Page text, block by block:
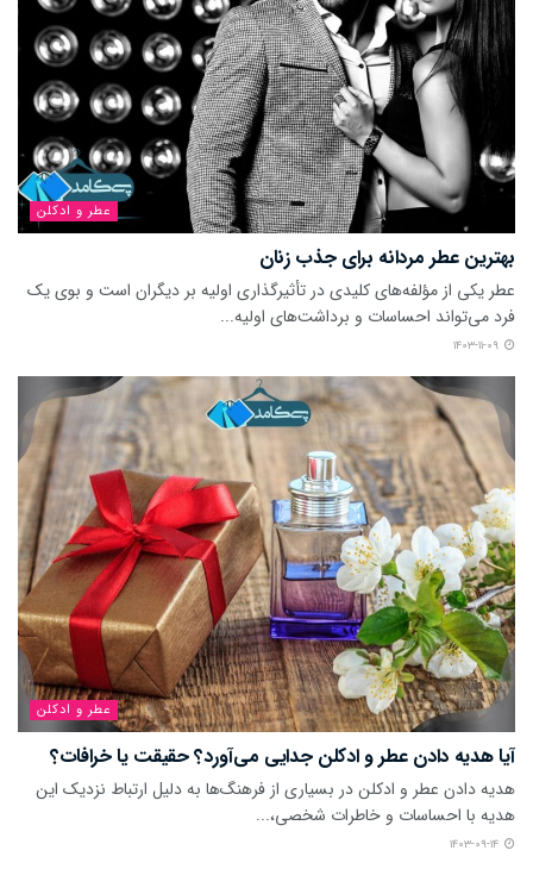
عطر و ادکلن
بهترین عطر مردانه برای جذب زنان
عطر یکی از مؤلفه‌های کلیدی در تأثیرگذاری اولیه بر دیگران است و بوی یک
فرد می‌تواند احساسات و برداشت‌های اولیه...
عطر و ادکلن
آیا هدیه دادن عطر و ادکلن جدایی می‌آورد؟ حقیقت یا خرافات؟
هدیه دادن عطر و ادکلن در بسیاری از فرهنگ‌ها به دلیل ارتباط نزدیک این
هدیه با احساسات و خاطرات شخصی،...